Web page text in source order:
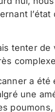
tenter de
a été
une